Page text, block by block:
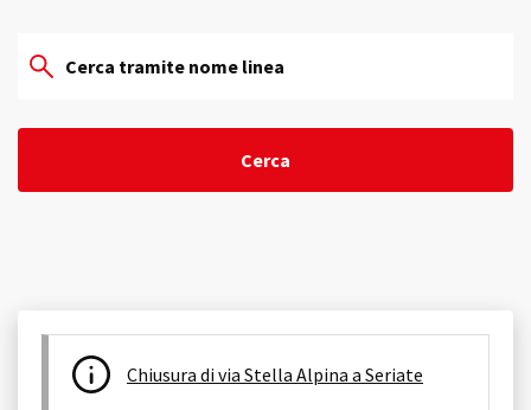
Chiusura di via Stella Alpina a Seriate